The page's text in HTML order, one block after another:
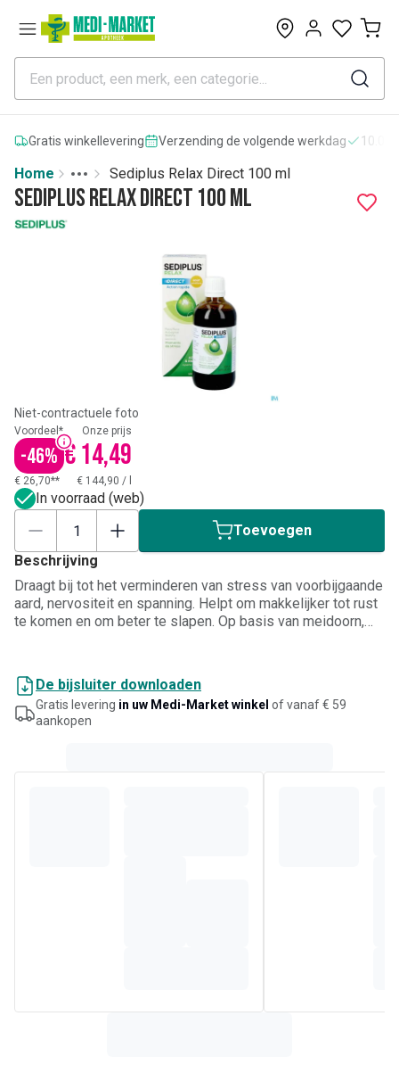
0
Gratis winkellevering Verzending de volgende werkdag
Home
More
Toggle menu
Sediplus Relax Direct 100 ml
Sediplus Relax Direct 100 ml
Niet-contractuele foto
Voordeel*
-46%
Onze prijs
€ 14,49
€ 26,70** € 144,90 /
In voorraad (web)
Toevoegen
Beschrijving
Draagt bij tot het verminderen van stress van voorbijgaande
aard, nervositeit en spanning. Helpt om makkelijker tot rust
te komen en om beter te slapen. Op basis van meidoorn,
De bijsluiter downloaden
Gratis levering in uw Medi-Market winkel of vanaf € 59
aankopen